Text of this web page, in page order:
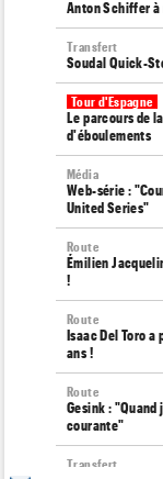
Anton Schiffer
Transfert
Soudal Quick-
Tour d'Espagne
Le parcours de
d'éboulements
Média
Web-série :
United Series"
Route
Émilien
!
Route
Isaac Del Toro a
ans !
Route
Gesink : "Quand
courante"
Transfert